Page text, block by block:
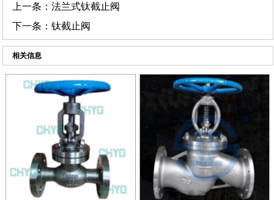
上一条：法兰式钛截止阀
下一条：钛截止阀
相关信息